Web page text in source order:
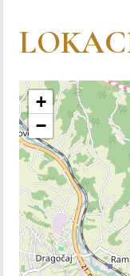
+
−